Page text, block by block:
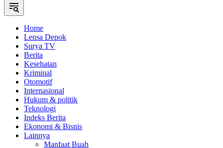
Home
Lensa Depok
Surya TV
Berita
Kesehatan
Kriminal
Otomotif
Internasional
Hukum & politik
Teknologi
Indeks Berita
Ekonomi & Bisnis
Lainnya
Manfaat Buah